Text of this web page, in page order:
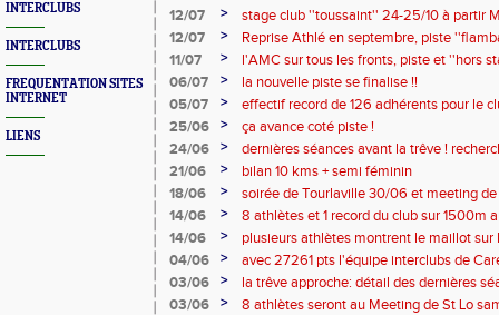
INTERCLUBS
INTERCLUBS
FREQUENTATION SITES
INTERNET
LIENS
12/07 >
stage club ''toussaint'' 24-25/10 à partir
12/07
>
Reprise Athlé en septembre, piste
complètes !!
11/07 >
l'AMC sur tous les fronts, piste et ''hors
06/07
>
la nouvelle piste se finalise !!
05/07
>
effectif record de 126 adhérents pour le
25/06
>
ça avance coté piste !
24/06
>
dernières séances avant la trêve !
2026/2027 !
21/06 >
bilan 10 kms + semi féminin
18/06
>
soirée de Tourlaville 30/06 et meeting
inscriptions
14/06 >
8 athlètes et 1 record du club sur 1500m
14/06
>
plusieurs athlètes montrent le maillot sur
04/06
>
avec 27261 pts l'équipe interclubs de
!!
03/06 >
la trêve approche: détail des dernières
entraineurs pour saison 2026/2027 !
03/06 >
8 athlètes seront au Meeting de St Lo